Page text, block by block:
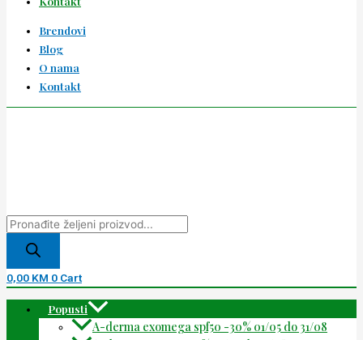
Brendovi
Blog
O nama
Kontakt
0,00 KM 0 Cart
Popusti
A-derma exomega spf50 -30% 01/05 do 31/08